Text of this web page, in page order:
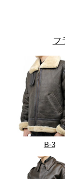
フ
B-3